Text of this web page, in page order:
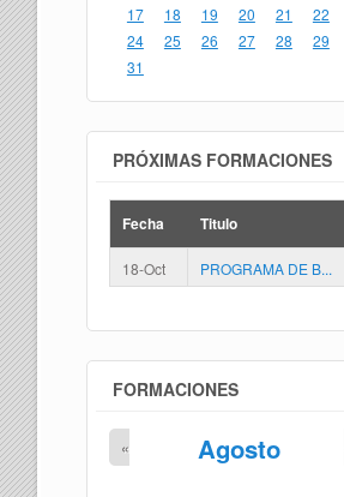
17
18 19 20 21 22
24
25 26 27 28 29
31
PRÓXIMAS FORMACIONES
Fecha Titulo
18-Oct PROGRAMA DE B...
FORMACIONES
Agosto
«